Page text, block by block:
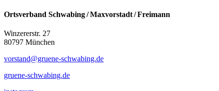
Ortsverband Schwabing / Maxvorstadt ⁠/ Freimann
Winzererstr. 27
80797 München
vorstand@gruene-schwabing.de
gruene-schwabing.de